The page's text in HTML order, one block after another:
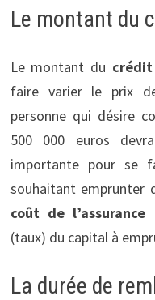
Le montant du
Le montant du crédit
faire varier le prix de
personne qui désire
500 000 euros
importante pour se
souhaitant emprunter
coût de l’assurance
(taux) du capital à
La durée de